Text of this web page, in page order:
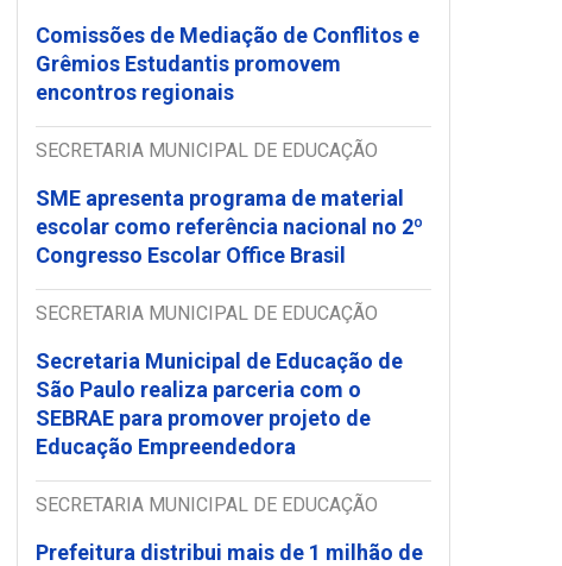
Comissões de Mediação de Conflitos e
Grêmios Estudantis promovem
encontros regionais
SECRETARIA MUNICIPAL DE EDUCAÇÃO
SME apresenta programa de material
escolar como referência nacional no 2º
Congresso Escolar Office Brasil
SECRETARIA MUNICIPAL DE EDUCAÇÃO
Secretaria Municipal de Educação de
São Paulo realiza parceria com o
SEBRAE para promover projeto de
Educação Empreendedora
SECRETARIA MUNICIPAL DE EDUCAÇÃO
Prefeitura distribui mais de 1 milhão de